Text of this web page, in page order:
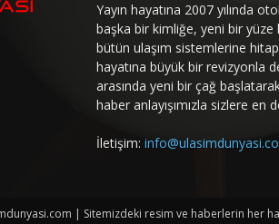
Yayın hayatına 2007 yılında
başka bir kimliğe, yeni bir
bütün ulaşım sistemlerine hitap
hayatına büyük bir revizyonla
arasında yeni bir çağ
haber anlayışımızla sizlere en
İletişim:
| Sitemizdeki resim ve haberlerin her